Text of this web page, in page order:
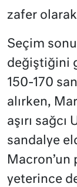
zafer
Seçim
değiştiğini
150-170
alırken,
aşırı
sandalye
Macron’un
yeterince